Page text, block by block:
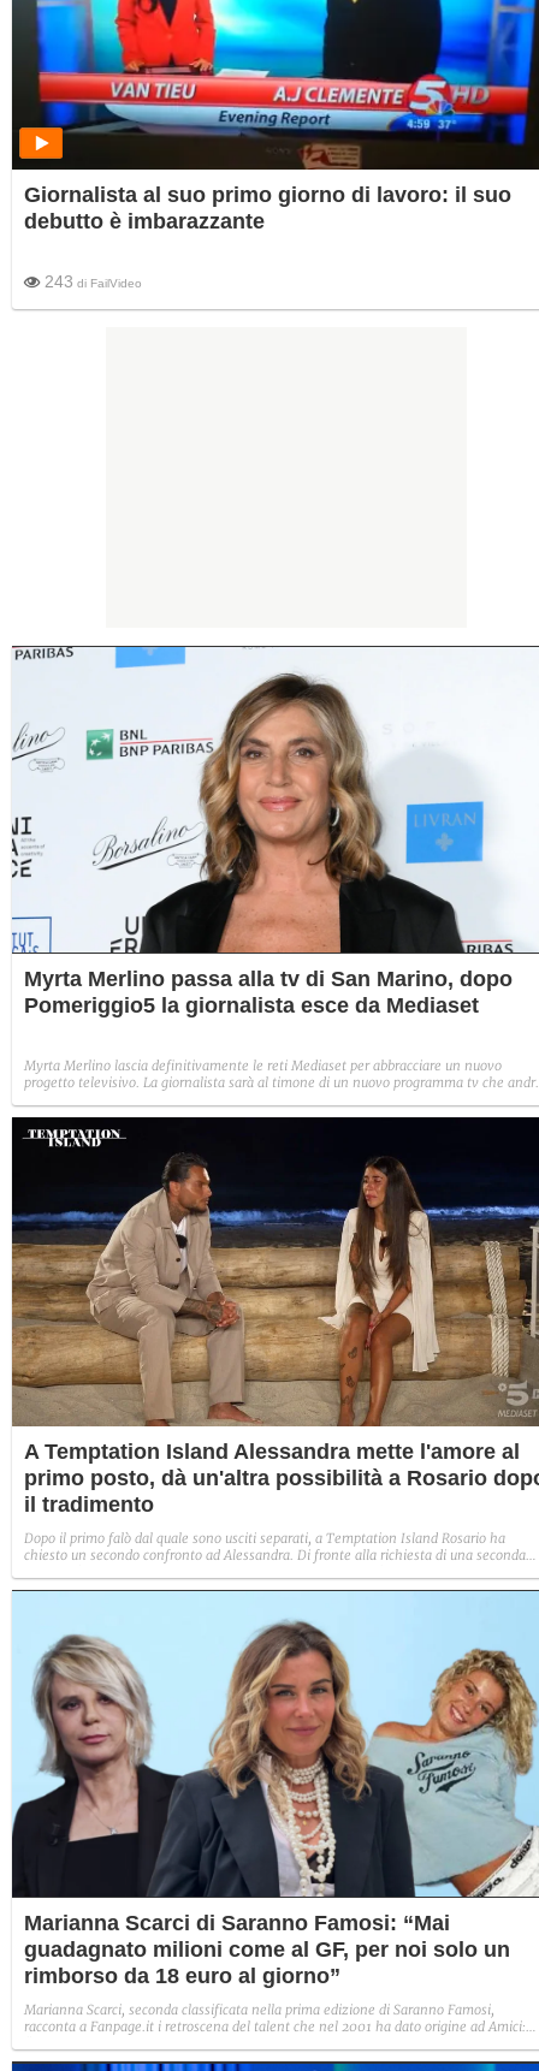
Giornalista al suo primo giorno di lavoro: il suo
debutto è imbarazzante
243 di FailVideo
Myrta Merlino passa alla tv di San Marino, dopo
Pomeriggio5 la giornalista esce da Mediaset
Myrta Merlino lascia definitivamente le reti Mediaset per abbracciare un nuovo
progetto televisivo. La giornalista sarà al timone di un nuovo programma tv che
A Temptation Island Alessandra mette l'amore al
primo posto, dà un'altra possibilità a Rosario
il tradimento
Dopo il primo falò dal quale sono usciti separati, a Temptation Island Rosario ha
chiesto un secondo confronto ad Alessandra. Di fronte alla richiesta di una seconda
nell'accettare ma alla fine i sentimenti hanno avuto la meglio: "Mi manchi, ma ho
Marianna Scarci di Saranno Famosi: “Mai
guadagnato milioni come al GF, per noi solo un
rimborso da 18 euro al giorno”
Marianna Scarci, seconda classificata nella prima edizione di Saranno Famosi,
racconta a Fanpage.it i retroscena del talent che nel 2001 ha dato origine ad Amici:
spese da 18 euro al giorno”.